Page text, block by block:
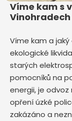
Víme kam s
Vinohradech
Víme kam a
ekologické
starých
pomocníků na
energii, je
opření úzké
zakázáno a